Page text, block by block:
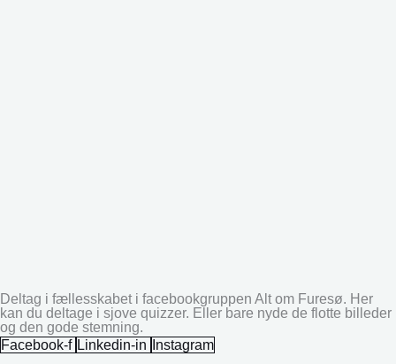
Deltag i fællesskabet i facebookgruppen Alt om Furesø. Her
kan du deltage i sjove quizzer. Eller bare nyde de flotte billeder
og den gode stemning.
Facebook-f Linkedin-in
Instagram